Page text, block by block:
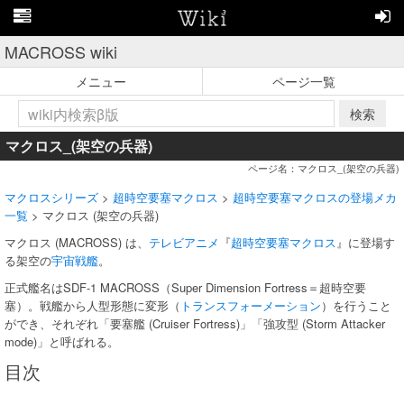
MACROSS wiki
メニュー
ページ一覧
検索
マクロス_(架空の兵器)
ページ名：マクロス_(架空の兵器)
マクロスシリーズ > 超時空要塞マクロス > 超時空要塞マクロスの登場メカ
一覧 > マクロス (架空の兵器)
マクロス (MACROSS) は、 テレビアニメ 『超時空要塞マクロス』に登場す
る架空の宇宙戦艦。
正式艦名はSDF-1 MACROSS（Super Dimension Fortress＝超時空要
塞）。戦艦から人型形態に変形（ トランスフォーメーション）を行うこと
ができ、それぞれ「要塞艦 (Cruiser Fortress)」「強攻型 (Storm Attacker
mode)」と呼ばれる。
目次